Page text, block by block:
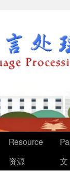
Resource
资源
文